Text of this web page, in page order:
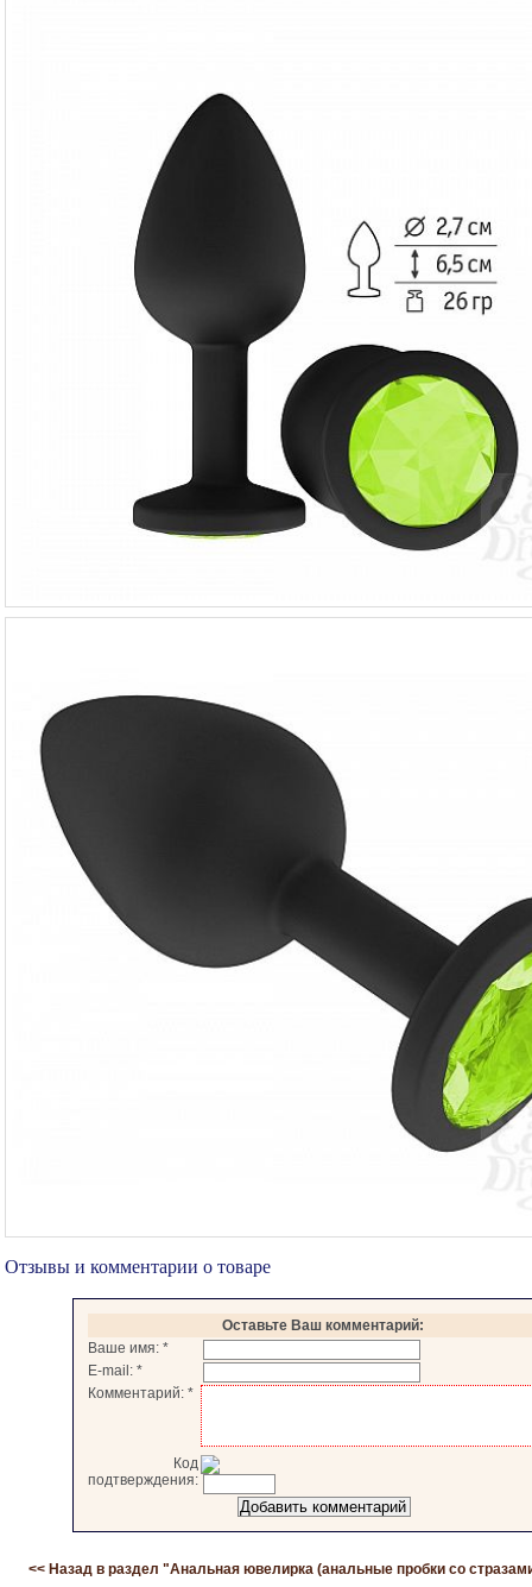
Отзывы и комментарии о товаре
Оставьте Ваш комментарий:
Ваше имя: *
E-mail: *
Комментарий: *
Код
подтверждения:
<< Назад в раздел "Анальная ювелирка (анальные пробки со